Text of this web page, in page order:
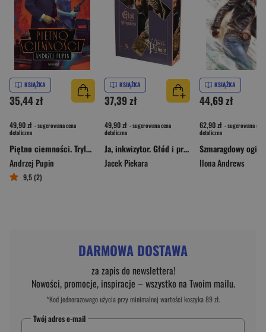
KSIĄŻKA
35,44 zł
49,90 zł - sugerowana cena
detaliczna
Piętno ciemności. Trylogia Ciemności. Tom 3
Andrzej Pupin
9,5 (2)
KSIĄŻKA
37,39 zł
49,90 zł - sugerowana cena
detaliczna
Ja, inkwizytor. Głód i pragnienie (ilustrowane brzegi)
Jacek Piekara
KSIĄŻKA
44,69 zł
62,90 zł - sugerowana cena
detaliczna
Ilona Andrews
DARMOWA DOSTAWA
za zapis do newslettera!
Nowości, promocje, inspiracje – wszystko na Twoim mailu.
*Kod jednorazowego użycia przy minimalnej wartości koszyka 89 zł.
Twój adres e-mail